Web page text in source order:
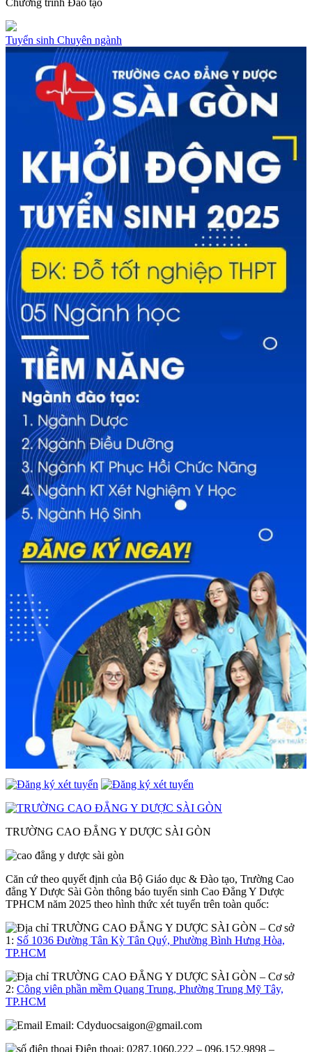
Tuyển sinh Chuyên ngành
TRƯỜNG CAO ĐẲNG Y DƯỢC SÀI GÒN
Căn cứ theo quyết định của Bộ Giáo dục & Đào tạo, Trường Cao
đẳng Y Dược Sài Gòn thông báo tuyển sinh Cao Đẳng Y Dược
TPHCM năm 2025 theo hình thức xét tuyển trên toàn quốc:
– Cơ sở
1: Số 1036 Đường Tân Kỳ Tân Quý, Phường Bình Hưng Hòa,
TP.HCM
– Cơ sở
2: Công viên phần mềm Quang Trung, Phường Trung Mỹ Tây,
TP.HCM
Email: Cdyduocsaigon@gmail.com
Điện thoại: 0287.1060.222 – 096.152.9898 –